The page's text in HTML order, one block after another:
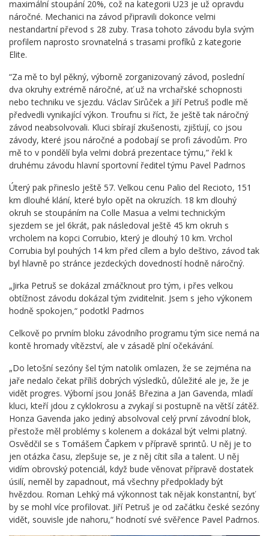
maximální stoupání 20%, což na kategorii U23 je už opravdu
náročné. Mechanici na závod připravili dokonce velmi
nestandartní převod s 28 zuby. Trasa tohoto závodu byla svým
profilem naprosto srovnatelná s trasami profíků z kategorie
Elite.
“Za mě to byl pěkný, výborně zorganizovaný závod, poslední
dva okruhy extrémě náročné, ať už na vrchařské schopnosti
nebo techniku ve sjezdu. Václav Sirůček a Jiří Petruš podle mě
předvedli vynikající výkon. Troufnu si říct, že ještě tak náročný
závod neabsolvovali. Kluci sbírají zkušenosti, zjišťují, co jsou
závody, které jsou náročné a podobají se profi závodům. Pro
mě to v pondělí byla velmi dobrá prezentace týmu,” řekl k
druhému závodu hlavní sportovní ředitel týmu Pavel Padrnos
Úterý pak přineslo ještě 57. Velkou cenu Palio del Recioto, 151
km dlouhé klání, které bylo opět na okruzích. 18 km dlouhý
okruh se stoupáním na Colle Masua a velmi technickým
sjezdem se jel 6krát, pak následoval ještě 45 km okruh s
vrcholem na kopci Corrubio, který je dlouhý 10 km. Vrchol
Corrubia byl pouhých 14 km před cílem a bylo deštivo, závod tak
byl hlavně po stránce jezdeckých dovedností hodně náročný.
„Jirka Petruš se dokázal zmáčknout pro tým, i přes velkou
obtížnost závodu dokázal tým zviditelnit. Jsem s jeho výkonem
hodně spokojen,“ podotkl Padrnos
Celkově po prvním bloku závodního programu tým sice nemá na
kontě hromady vítězství, ale v zásadě plní očekávání.
„Do letošní sezóny šel tým natolik omlazen, že se zejména na
jaře nedalo čekat příliš dobrých výsledků, důležité ale je, že je
vidět progres. Výborní jsou Jonáš Březina a Jan Gavenda, mladí
kluci, kteří jdou z cyklokrosu a zvykají si postupně na větší zátěž.
Honza Gavenda jako jediný absolvoval celý první závodní blok,
přestože měl problémy s kolenem a dokázal být velmi platný.
Osvědčil se s Tomášem Čapkem v přípravě sprintů. U něj je to
jen otázka času, zlepšuje se, je z něj cítit síla a talent. U něj
vidím obrovský potenciál, když bude věnovat přípravě dostatek
úsilí, neměl by zapadnout, má všechny předpoklady být
hvězdou. Roman Lehký má výkonnost tak nějak konstantní, byť
by se mohl více profilovat. Jiří Petruš je od začátku české sezóny
vidět, souvisle jde nahoru,“ hodnotí své svěřence Pavel Padrnos.